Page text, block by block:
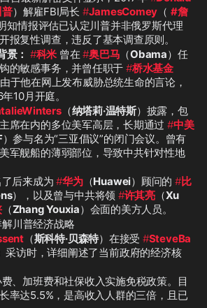
普）解雇FBI局长 #JamesComey （ #詹
知情报评估已认定川普并非俄罗斯代理
报复性调查，违反了基本调查原则。
景： #科米 曾在 #奥巴马 （Obama）任
的敏感事务，并曾任职于 #桥水基金
于他在网上发布威胁总统生命的言论，
10月开庭。
（纳塔莉·温特斯）披露，包
席在内的多位美军高层，长期通过 #中美
）参与名为“三亚倡议”的闭门会议。曾有
军舰船的薄弱部位，导致中共针对性地
了后来成为 #华为（Huawei）顾问的 #比
），以及曾与中共将领 #许其亮（Xu
（Zhang Youxia）会面的美方人员。
川普经济战略
（斯科特·贝森特）在接受 #SteveBa
采访时，详细阐述了当前政府的经济核
、加班费和社保收入实施免税政策。目
率达5.5%，是高收入人群的三倍，且已